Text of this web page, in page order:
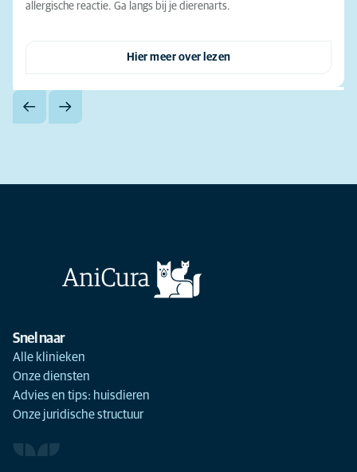
allergische reactie. Ga langs bij je dierenarts.
Hier meer over lezen
Snel naar
Alle klinieken
Onze diensten
Advies en tips: huisdieren
Onze juridische structuur